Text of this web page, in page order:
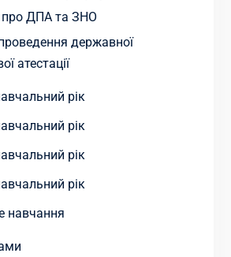
про ДПА та ЗНО
державної
атестації
рік
рік
рік
рік
навчання